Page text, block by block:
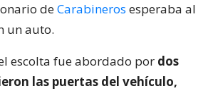
deCarabineros esperaba al
un auto.
escolta fue abordado por dos
las puertas del vehículo,